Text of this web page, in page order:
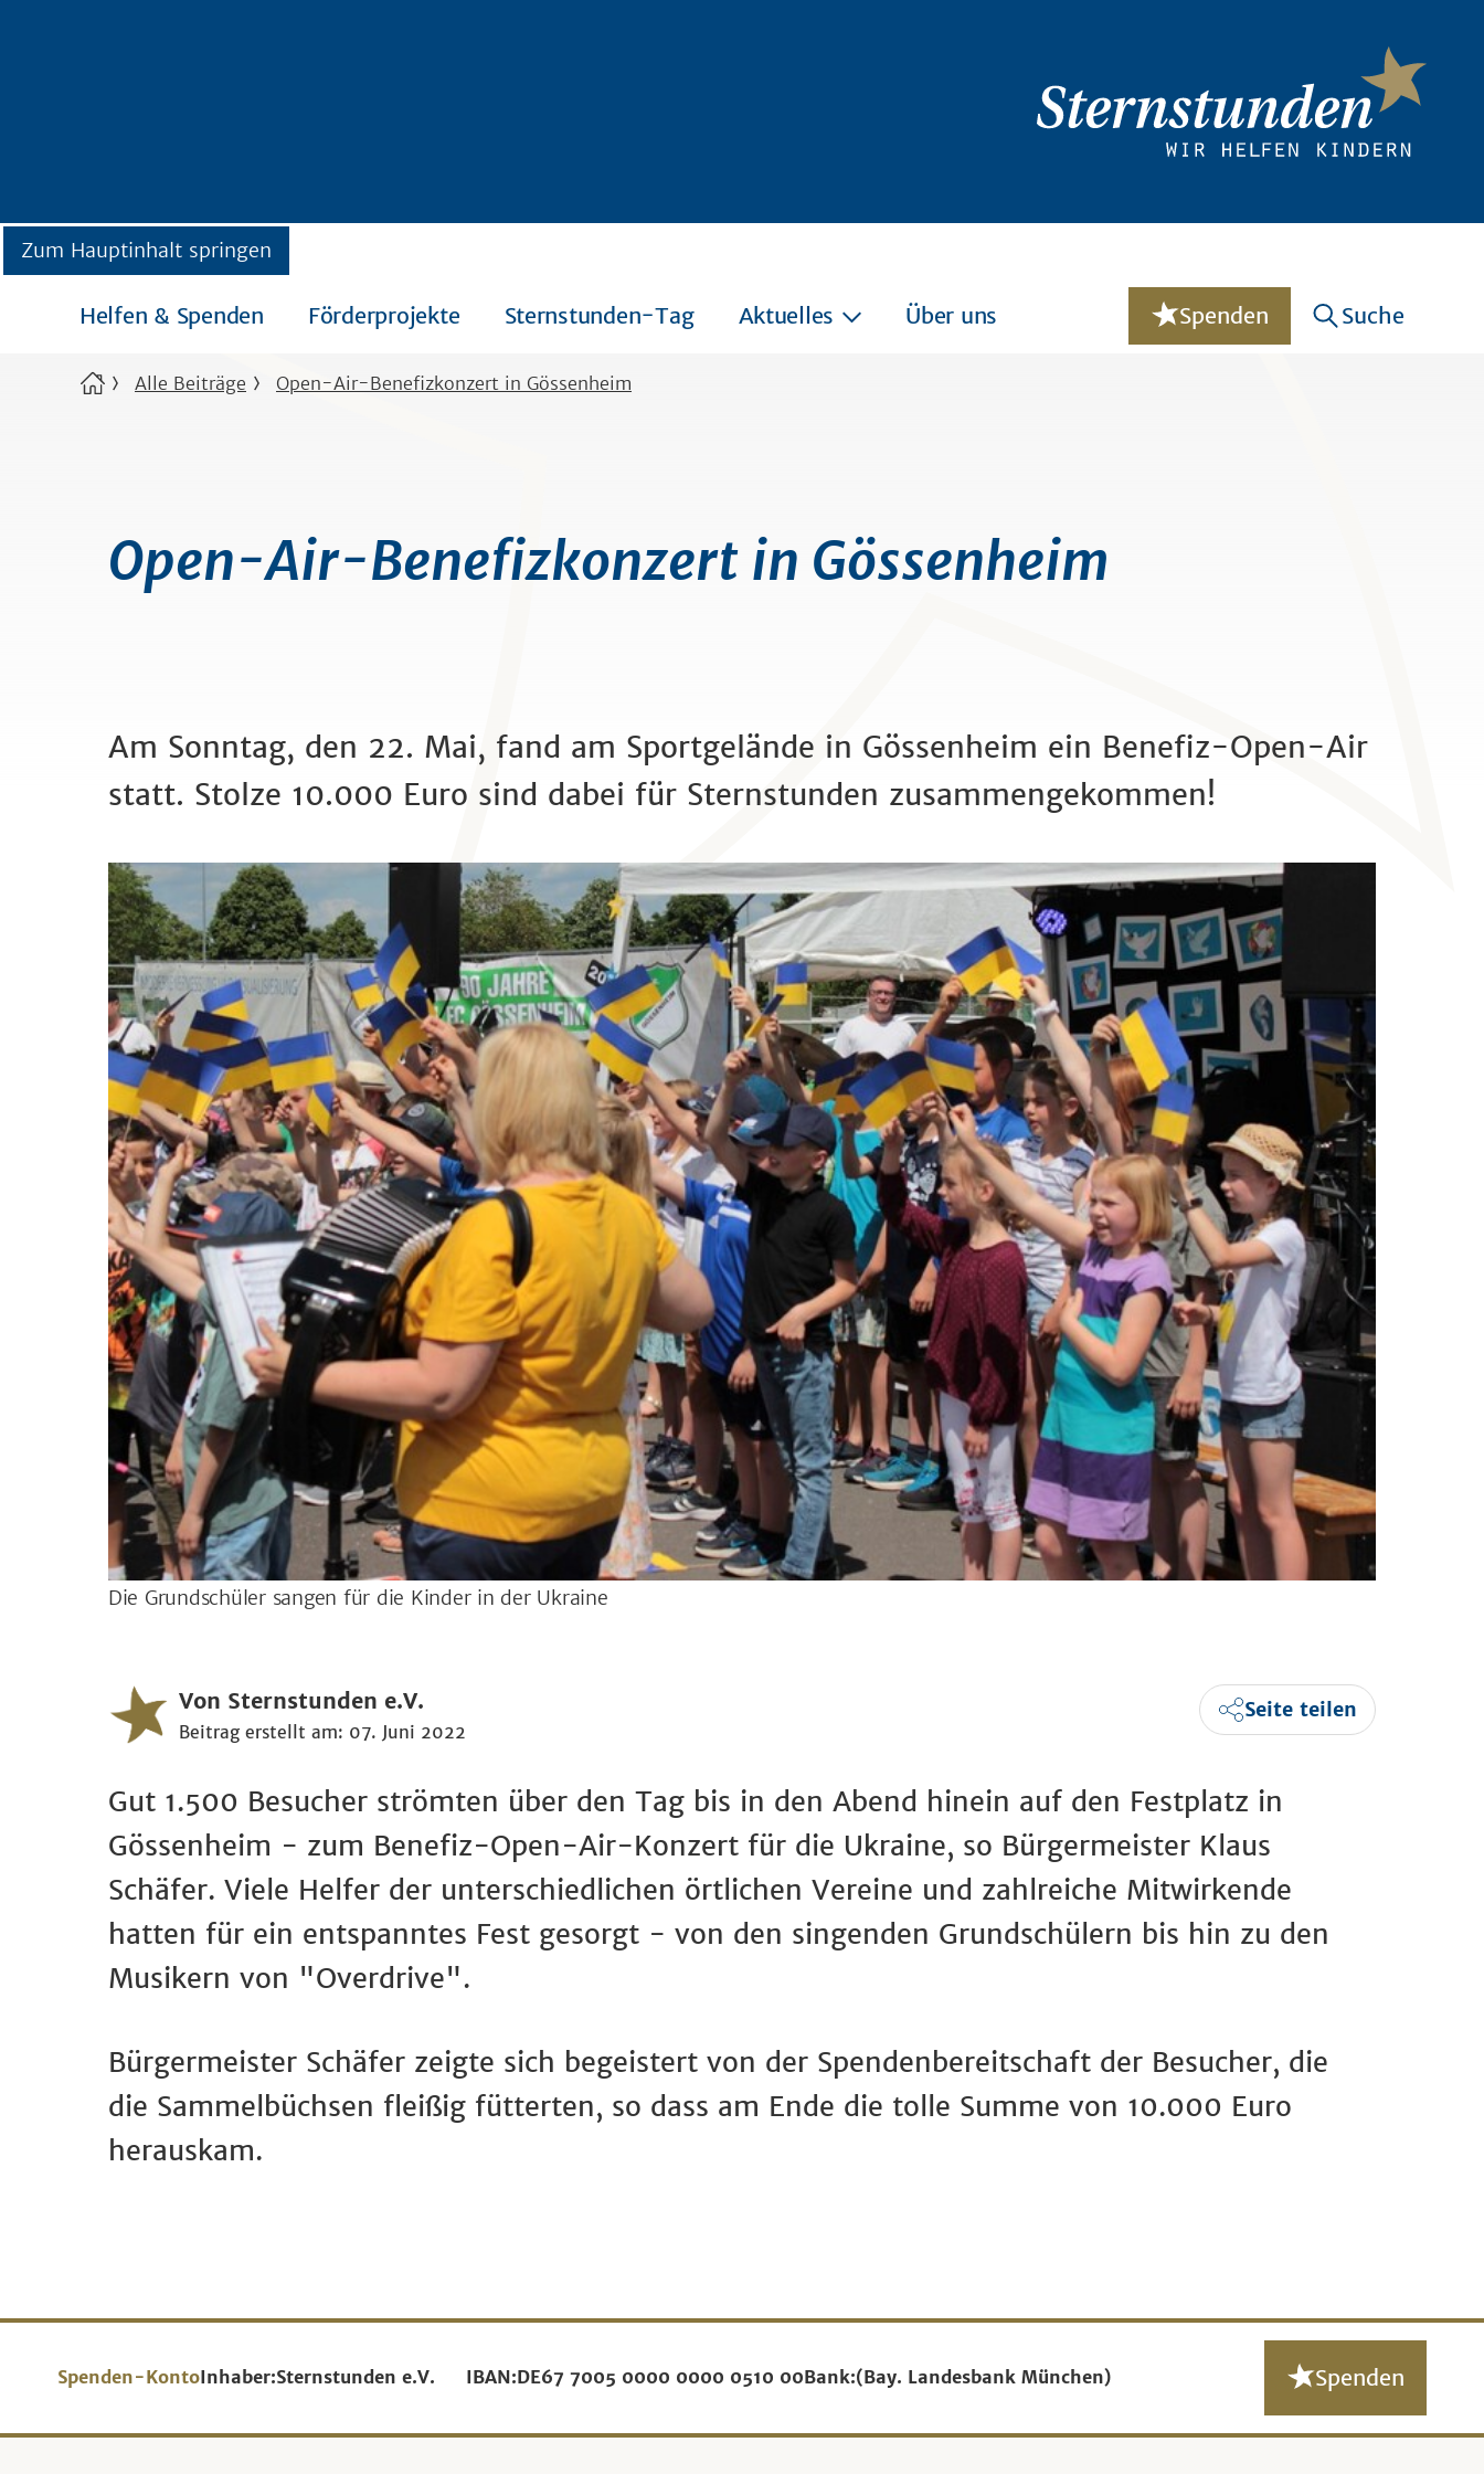
Zum Hauptinhalt springen
Helfen & Spenden Förderprojekte Sternstunden-Tag Aktuelles Über uns Spenden Suche
Alle Beiträge Open-Air-Benefizkonzert in Gössenheim
Open-Air-Benefizkonzert in Gössenheim
Am Sonntag, den 22. Mai, fand am Sportgelände in Gössenheim ein Benefiz-Open-Air
statt. Stolze 10.000 Euro sind dabei für Sternstunden zusammengekommen!
Die Grundschüler sangen für die Kinder in der Ukraine
Von Sternstunden e.V.
Beitrag erstellt am: 07. Juni 2022
Seite teilen
Gut 1.500 Besucher strömten über den Tag bis in den Abend hinein auf den Festplatz in
Gössenheim - zum Benefiz-Open-Air-Konzert für die Ukraine, so Bürgermeister Klaus
Schäfer. Viele Helfer der unterschiedlichen örtlichen Vereine und zahlreiche Mitwirkende
hatten für ein entspanntes Fest gesorgt - von den singenden Grundschülern bis hin zu den
Musikern von "Overdrive".
Bürgermeister Schäfer zeigte sich begeistert von der Spendenbereitschaft der Besucher, die
die Sammelbüchsen fleißig fütterten, so dass am Ende die tolle Summe von 10.000 Euro
herauskam.
Spenden-KontoInhaber:Sternstunden e.V. IBAN:DE67 7005 0000 0000 0510 00Bank:(Bay. Landesbank München) Spenden